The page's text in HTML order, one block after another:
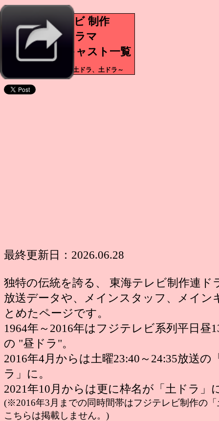
東海テレビ 制作
連続ドラマ
スタッフ・キャスト一覧
～昼ドラ、オトナの土ドラ、土ドラ～
最終更新日：2026.06.28
独特の伝統を誇る、 東海テレビ制作連ド
放送データや、メインスタッフ、メイン
とめたページです。
1964年～2016年はフジテレビ系列平日昼
の "昼ドラ"。
2016年4月からは土曜23:40～24:35放送の
ラ」に。
2021年10月からは更に枠名が「土ドラ」
(※2016年3月までの同時間帯はフジテレビ制作の
こちらは掲載しません。)